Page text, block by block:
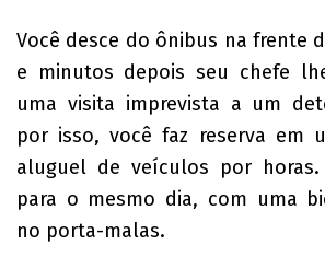
Você desce do ônibus na frente
e minutos depois seu chefe
uma visita imprevista a um
por isso, você faz reserva em
aluguel de veículos por
para o mesmo dia, com uma
no porta-malas.